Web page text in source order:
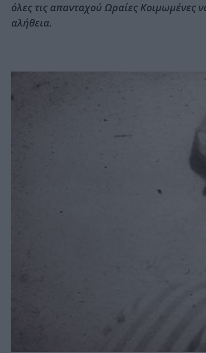
όλες τις απανταχού Ωραίες Κοιμωμένες
αλήθεια.